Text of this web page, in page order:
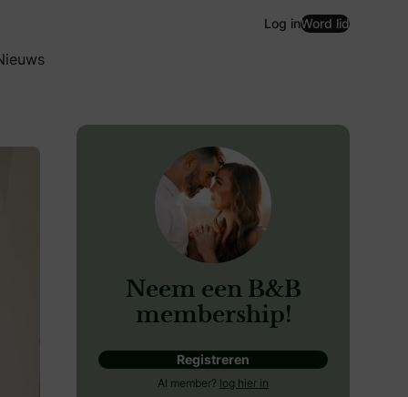
Log inWord lid
Neem een B&B
membership!
Registreren
Al member? log hier in